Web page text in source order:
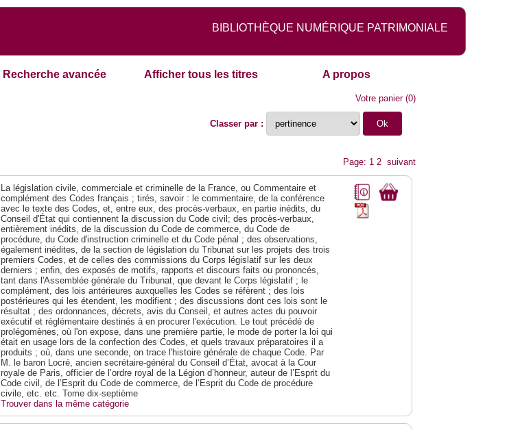
BIBLIOTHÈQUE NUMÉRIQUE PATRIMONIALE
Recherche avancée Afficher tous les titres A propos
Votre panier(0)
Classer par :
Page: 12 suivant
La législation civile, commerciale et criminelle de la France, ou Commentaire et
complément des Codes français ; tirés, savoir : le commentaire, de la conférence
avec le texte des Codes, et, entre eux, des procès-verbaux, en partie inédits, du
Conseil d'État qui contiennent la discussion du Code civil; des procès-verbaux,
entièrement inédits, de la discussion du Code de commerce, du Code de
procédure, du Code d'instruction criminelle et du Code pénal ; des observations,
également inédites, de la section de législation du Tribunat sur les projets des trois
premiers Codes, et de celles des commissions du Corps législatif sur les deux
derniers ; enfin, des exposés de motifs, rapports et discours faits ou prononcés,
tant dans l'Assemblée générale du Tribunat, que devant le Corps législatif ; le
complément, des lois antérieures auxquelles les Codes se réfèrent ; des lois
postérieures qui les étendent, les modifient ; des discussions dont ces lois sont le
résultat ; des ordonnances, décrets, avis du Conseil, et autres actes du pouvoir
exécutif et réglémentaire destinés à en procurer l'exécution. Le tout précédé de
prolégomènes, où l'on expose, dans une première partie, le mode de porter la loi qui
était en usage lors de la confection des Codes, et quels travaux préparatoires il a
produits ; où, dans une seconde, on trace l'histoire générale de chaque Code. Par
M. le baron Locré, ancien secrétaire-général du Conseil d’État, avocat à la Cour
royale de Paris, officier de l’ordre royal de la Légion d’honneur, auteur de l’Esprit du
Code civil, de l’Esprit du Code de commerce, de l’Esprit du Code de procédure
civile, etc. etc. Tome dix-septième
Trouver dans la même catégorie